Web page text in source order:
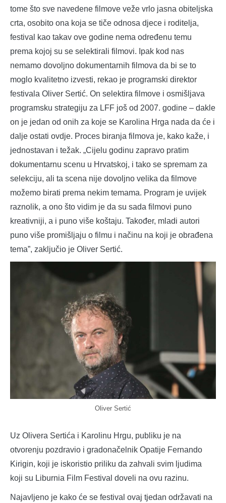
tome što sve navedene filmove veže vrlo jasna obiteljska
crta, osobito ona koja se tiče odnosa djece i roditelja,
festival kao takav ove godine nema određenu temu
prema kojoj su se selektirali filmovi. Ipak kod nas
nemamo dovoljno dokumentarnih filmova da bi se to
moglo kvalitetno izvesti, rekao je programski direktor
festivala Oliver Sertić. On selektira filmove i osmišljava
programsku strategiju za LFF još od 2007. godine – dakle
on je jedan od onih za koje se Karolina Hrga nada da će i
dalje ostati ovdje. Proces biranja filmova je, kako kaže, i
jednostavan i težak. „Cijelu godinu zapravo pratim
dokumentarnu scenu u Hrvatskoj, i tako se spremam za
selekciju, ali ta scena nije dovoljno velika da filmove
možemo birati prema nekim temama. Program je uvijek
raznolik, a ono što vidim je da su sada filmovi puno
kreativniji, a i puno više koštaju. Također, mladi autori
puno više promišljaju o filmu i načinu na koji je obrađena
tema”, zaključio je Oliver Sertić.
Oliver Sertić
Uz Olivera Sertića i Karolinu Hrgu, publiku je na
otvorenju pozdravio i gradonačelnik Opatije Fernando
Kirigin, koji je iskoristio priliku da zahvali svim ljudima
koji su Liburnia Film Festival doveli na ovu razinu.
Najavljeno je kako će se festival ovaj tjedan održavati na